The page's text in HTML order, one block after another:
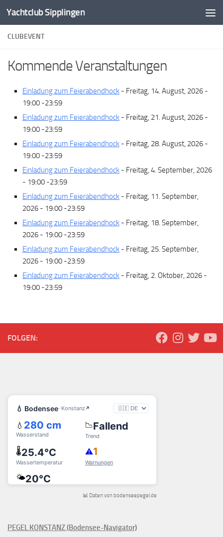
Zum Inhalt springen
Yachtclub Sipplingen
CLUBEVENT
Kommende Veranstaltungen
Einladung zum Feierabendhock - Freitag, 14. August, 2026 -
19:00 -23:59
Einladung zum Feierabendhock - Freitag, 21. August, 2026 -
19:00 -23:59
Einladung zum Feierabendhock - Freitag, 28. August, 2026 -
19:00 -23:59
Einladung zum Feierabendhock - Freitag, 4. September, 2026
- 19:00 -23:59
Einladung zum Feierabendhock - Freitag, 11. September,
2026 - 19:00 -23:59
Einladung zum Feierabendhock - Freitag, 18. September,
2026 - 19:00 -23:59
Einladung zum Feierabendhock - Freitag, 25. September,
2026 - 19:00 -23:59
Einladung zum Feierabendhock - Freitag, 2. Oktober, 2026 -
19:00 -23:59
FOLGEN:
📊 Daten von bodenseepegel.de
PEGEL KONSTANZ (Bodensee-Navigator)